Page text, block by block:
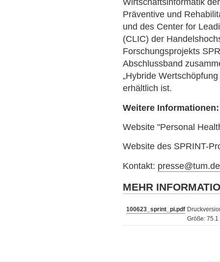
Wirtschaftsinformatik
Präventive und
und des Center for
(CLIC) der
Forschungsprojekts
Abschlussband
„Hybride
erhältlich ist.
Weitere Informationen:
Website "Personal
Website des SPRINT-
Kontakt: presse@tum.de
MEHR
100623_sprint_pi.pdf
Größe: